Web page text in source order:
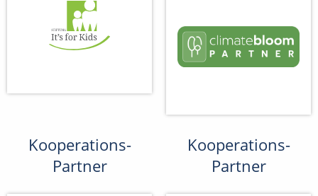
Kooperations-
Partner
Kooperations-
Partner